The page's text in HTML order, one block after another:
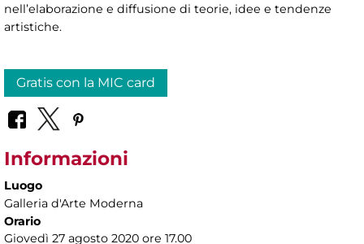
nell’elaborazione e diffusione di teorie, idee e tendenze
artistiche.
Gratis con la MIC card
Informazioni
Luogo
Galleria d'Arte Moderna
Orario
Giovedì 27 agosto 2020 ore 17.00